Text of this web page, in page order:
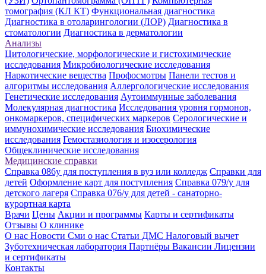
томография (КЛ КТ) Функциональная диагностика
Диагностика в отоларингологии (ЛОР) Диагностика в
стоматологии Диагностика в дерматологии
Анализы
Цитологические, морфологические и гистохимические
исследования Микробиологические исследования
Наркотические вещества Профосмотры Панели тестов и
алгоритмы исследования Аллергологические исследования
Генетические исследования Аутоиммунные заболевания
Молекулярная диагностика Исследования уровня гормонов,
онкомаркеров, специфических маркеров Серологические и
иммунохимические исследования Биохимические
исследования Гемостазиология и изосерология
Общеклинические исследования
Медицинские справки
Справка 086у для поступления в вуз или колледж Справки для
детей Оформление карт для поступления Справка 079/у для
детского лагеря Справка 076/у для детей - санаторно-
курортная карта
Врачи Цены Акции и программы Карты и сертификаты
Отзывы О клинике
О нас Новости Сми о нас Статьи ДМС Налоговый вычет
Зуботехническая лаборатория Партнёры Вакансии Лицензии
и сертификаты
Контакты